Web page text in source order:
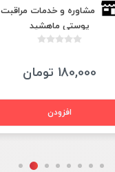
مشاوره و خدمات مراقبت
پوستی ماهشید
180,000 تومان